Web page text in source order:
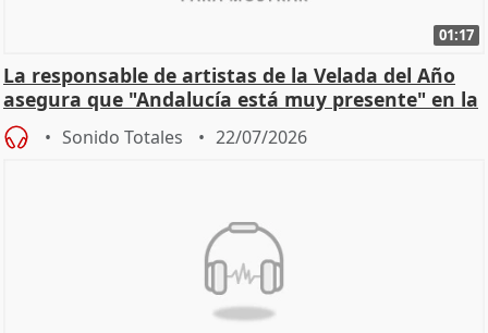
01:17
La responsable de artistas de la Velada del Año
asegura que "Andalucía está muy presente" en la
cita
Sonido Totales 22/07/2026